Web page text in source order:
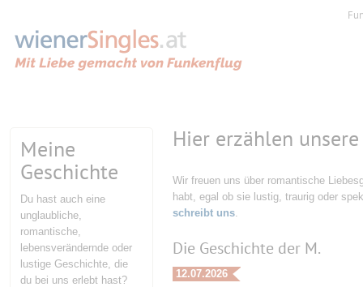
Meine
Geschichte
Du hast auch eine
unglaubliche,
romantische,
lebensverändernde oder
lustige Geschichte, die
du bei uns erlebt hast?
Hier erzählen
Wir freuen uns über romantische
habt, egal ob sie lustig, traurig oder
schreibt uns.
Die Geschichte der M.
12.07.2026